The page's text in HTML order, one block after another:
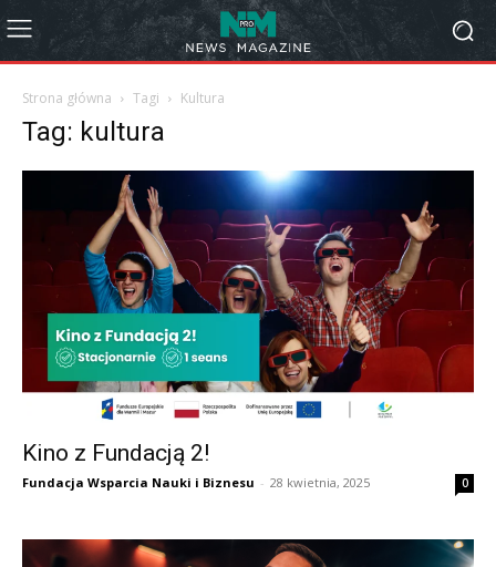
Strona główna Tagi Kultura
Tag: kultura
Kino z Fundacją 2!
Fundacja Wsparcia Nauki i Biznesu - 28 kwietnia, 2025 0